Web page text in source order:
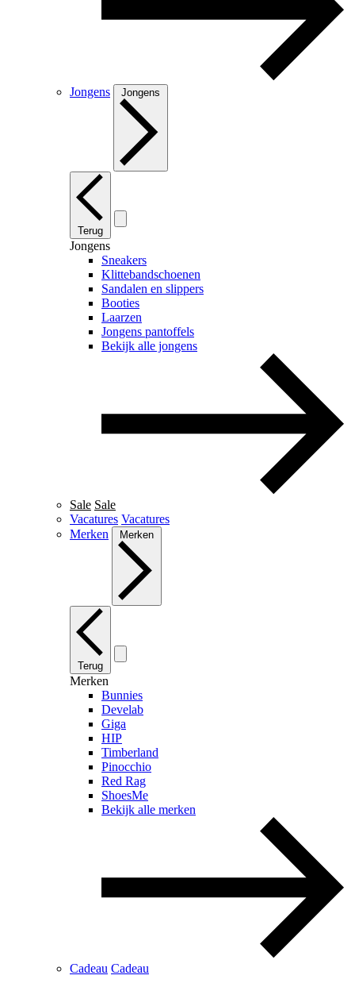
Jongens Jongens
Terug
Jongens
Sneakers
Klittebandschoenen
Sandalen en slippers
Booties
Laarzen
Jongens pantoffels
Bekijk alle jongens
Sale Sale
Vacatures Vacatures
Merken
Merken
Terug
Merken
Bunnies
Develab
Giga
HIP
Timberland
Pinocchio
Red Rag
ShoesMe
Bekijk alle merken
Cadeau Cadeau